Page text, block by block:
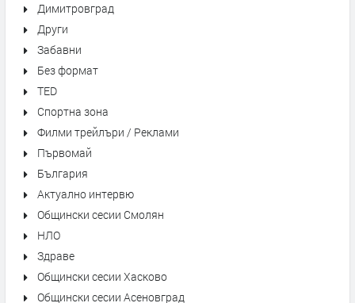
Димитровград
Други
Забавни
Без формат
TED
Спортна зона
Филми трейлъри / Реклами
Първомай
България
Актуално интервю
Общински сесии Смолян
НЛО
Здраве
Общински сесии Хасково
Общински сесии Асеновград